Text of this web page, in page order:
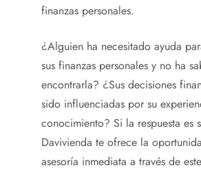
finanzas personales.
¿Alguien ha necesitado ayuda
sus finanzas personales y no ha
encontrarla? ¿Sus decisiones
sido influenciadas por su
conocimiento? Si la respuesta es
Davivienda te ofrece la
asesoría inmediata a través de